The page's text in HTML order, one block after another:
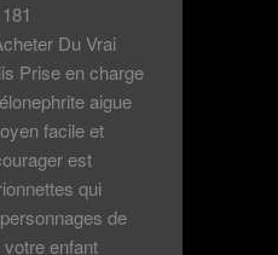
Du Vrai
Prise en charge
aigue
facile et
est
qui
de
votre enfant